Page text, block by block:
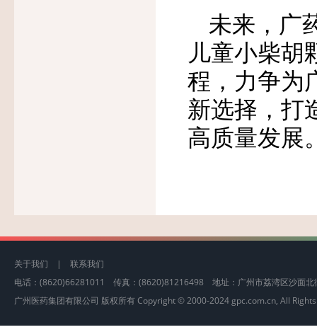
未来，广
儿童小柴胡
程，力争为
新选择，打
高质量发展
关于我们 | 联系我们
电话：(8620)66281011 传真：(8620)81216498 地址：广州市荔湾区沙
广州医药集团有限公司 版权所有 Copyright © 2000-2024 gpc.com.cn, All